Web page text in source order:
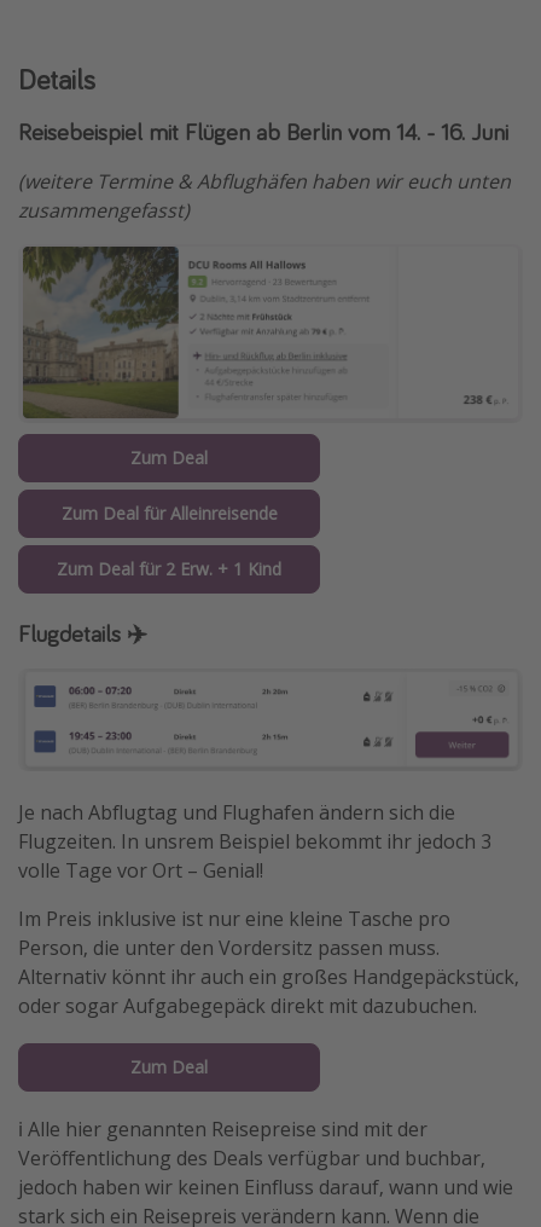
Details
Reisebeispiel mit Flügen ab Berlin vom 14. - 16. Juni
(weitere Termine & Abflughäfen haben wir euch unten
zusammengefasst)
Zum Deal
Zum Deal für Alleinreisende
Zum Deal für 2 Erw. + 1 Kind
Flugdetails ✈️
Je nach Abflugtag und Flughafen ändern sich die
Flugzeiten. In unsrem Beispiel bekommt ihr jedoch 3
volle Tage vor Ort – Genial!
Im Preis inklusive ist nur eine kleine Tasche pro
Person, die unter den Vordersitz passen muss.
Alternativ könnt ihr auch ein großes Handgepäckstück,
oder sogar Aufgabegepäck direkt mit dazubuchen.
Zum Deal
ℹ️ Alle hier genannten Reisepreise sind mit der
Veröffentlichung des Deals verfügbar und buchbar,
jedoch haben wir keinen Einfluss darauf, wann und wie
stark sich ein Reisepreis verändern kann. Wenn die